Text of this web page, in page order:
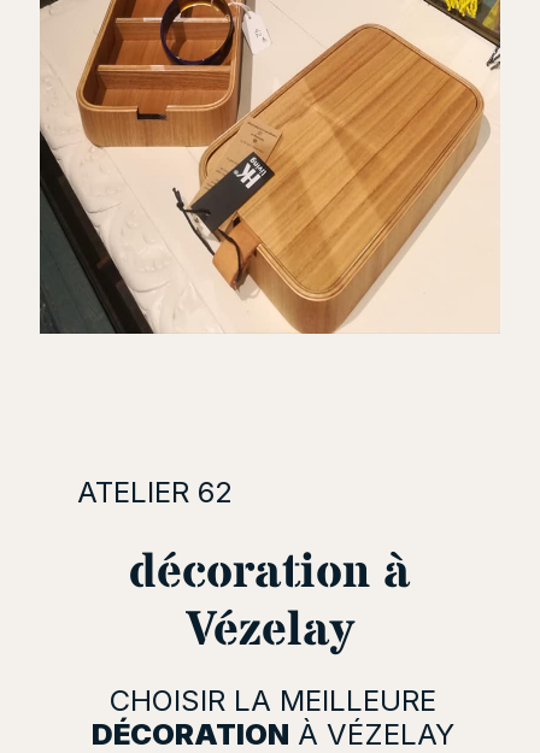
ATELIER 62
décoration à
Vézelay
CHOISIR LA MEILLEURE
DÉCORATION À VÉZELAY